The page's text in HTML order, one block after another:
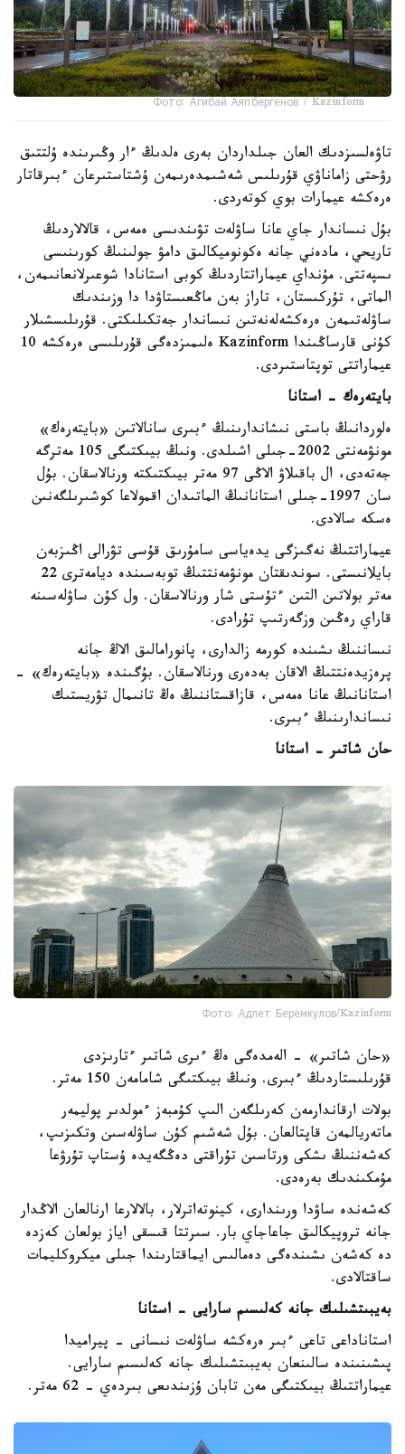
Фото: Агибай Аяпбергенов / Kazinform
تاۋەلسىزدىك العان جىلداردان بەرى ەلدىڭ ءار وڭىرىندە ۇلتتىق
رۋحتى زاماناۋي قۇرىلىس شەشىمدەرىمەن ۇشتاستىرعان ءبىرقاتار
ەرەكشە عيمارات بوي كوتەردى.
بۇل نىساندار جاي عانا ساۋلەت تۋىندىسى ەمەس، قالالاردىڭ
تاريحي، مادەني جانە ەكونوميكالىق دامۋ جولىنىڭ كورىنىسى
ىسپەتتى. مۇنداي عيماراتتاردىڭ كوبى استانادا شوعىرلانعانىمەن،
الماتى، تۇركىستان، تاراز بەن ماڭعىستاۋدا دا وزىندىك
ساۋلەتىمەن ەرەكشەلەنەتىن نىساندار جەتكىلىكتى. قۇرىلىسشىلار
كۇنى قارساڭىندا Kazinform ەلىمىزدەگى قۇرىلىسى ەرەكشە 10
عيماراتتى توپتاستىردى.
بايتەرەك - استانا
ەلوردانىڭ باستى نىشاندارىنىڭ ءبىرى سانالاتىن «بايتەرەك»
مونۋمەنتى 2002-جىلى اشىلدى. ونىڭ بيىكتىگى 105 مەترگە
جەتەدى، ال باقىلاۋ الاڭى 97 مەتر بيىكتىكتە ورنالاسقان. بۇل
سان 1997-جىلى استانانىڭ الماتىدان اقمولاعا كوشىرىلگەنىن
ەسكە سالادى.
عيماراتتىڭ نەگىزگى يدەياسى سامۇرىق قۇسى تۋرالى اڭىزبەن
بايلانىستى. سوندىقتان مونۋمەنتتىڭ توبەسىندە ديامەترى 22
مەتر بولاتىن التىن ءتۇستى شار ورنالاسقان. ول كۇن ساۋلەسىنە
قاراي رەڭىن وزگەرتىپ تۇرادى.
نىساننىڭ ىشىندە كورمە زالدارى، پانورامالىق الاڭ جانە
پرەزيدەنتتىڭ الاقان بەدەرى ورنالاسقان. بۇگىندە «بايتەرەك» -
استانانىڭ عانا ەمەس، قازاقستاننىڭ ەڭ تانىمال تۋريستىك
نىساندارىنىڭ ءبىرى.
حان شاتىر - استانا
Фото: Адлет Беремкулов/Kazinform
«حان شاتىر» - الەمدەگى ەڭ ءىرى شاتىر ءتارىزدى
قۇرىلىستاردىڭ ءبىرى. ونىڭ بيىكتىگى شامامەن 150 مەتر.
بولات ارقاندارمەن كەرىلگەن الىپ كۇمبەز ءمولدىر پوليمەر
ماتەريالمەن قاپتالعان. بۇل شەشىم كۇن ساۋلەسىن وتكىزىپ،
كەشەننىڭ ىشكى ورتاسىن تۇراقتى دەڭگەيدە ۇستاپ تۇرۋعا
مۇمكىندىك بەرەدى.
كەشەندە ساۋدا ورىندارى، كينوتەاترلار، بالالارعا ارنالعان الاڭدار
جانە تروپيكالىق جاعاجاي بار. سىرتتا قىسقى اياز بولعان كەزدە
دە كەشەن ىشىندەگى دەمالىس ايماقتارىندا جىلى ميكروكليمات
ساقتالادى.
بەيبىتشىلىك جانە كەلىسىم سارايى - استانا
استاناداعى تاعى ءبىر ەرەكشە ساۋلەت نىسانى - پيراميدا
پىشىنىندە سالىنعان بەيبىتشىلىك جانە كەلىسىم سارايى.
عيماراتتىڭ بيىكتىگى مەن تابان ۇزىندىعى بىردەي - 62 مەتر.